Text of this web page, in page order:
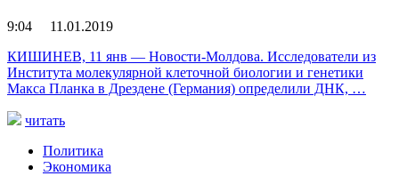
9:04 11.01.2019
КИШИНЕВ, 11 янв — Новости-Молдова. Исследователи из
Института молекулярной клеточной биологии и генетики
Макса Планка в Дрездене (Германия) определили ДНК, …
читать
Политика
Экономика